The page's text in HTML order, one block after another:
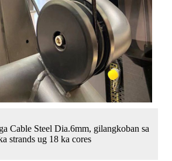
Cable Steel Dia.6mm, gilangkoban sa
strands ug 18 ka cores